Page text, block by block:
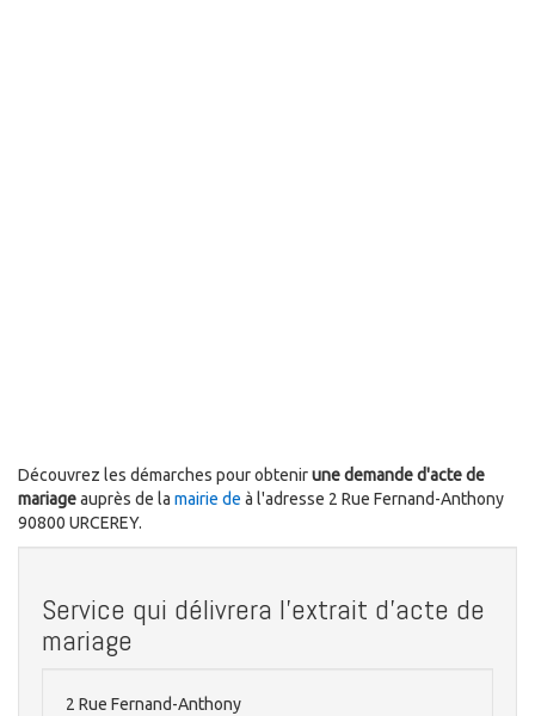
Découvrez les démarches pour obtenirune demande d'acte de
mariageauprès de la mairie de à l'adresse 2 Rue Fernand-Anthony
90800 URCEREY.
Service qui délivrera l'extrait d'acte de
mariage
2 Rue Fernand-Anthony